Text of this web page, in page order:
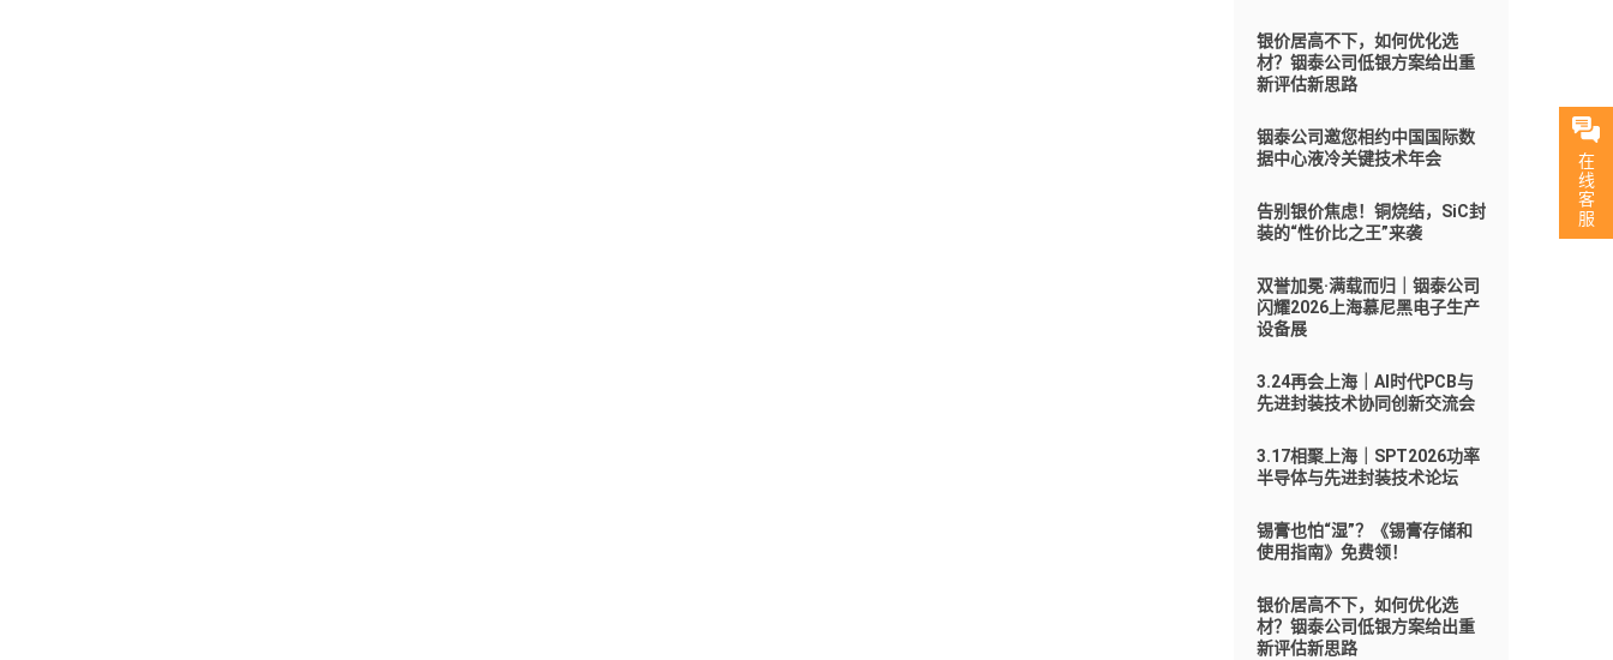
在
线
客
服
银价居高不下，如何优化选
材？铟泰公司低银方案给出重
新评估新思路
铟泰公司邀您相约中国国际数
据中心液冷关键技术年会
告别银价焦虑！铜烧结，SiC封
装的“性价比之王”来袭
双誉加冕·满载而归｜铟泰公司
闪耀2026上海慕尼黑电子生产
设备展
3.24再会上海｜AI时代PCB与
先进封装技术协同创新交流会
3.17相聚上海｜SPT2026功率
半导体与先进封装技术论坛
锡膏也怕“湿”？《锡膏存储和
使用指南》免费领！
银价居高不下，如何优化选
材？铟泰公司低银方案给出重
新评估新思路